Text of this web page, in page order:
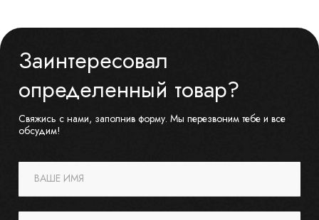
Заинтересовал
определенный товар?
Свяжись с нами, заполнив форму. Мы перезвоним тебе и все
обсудим!
ВАШЕ ИМЯ